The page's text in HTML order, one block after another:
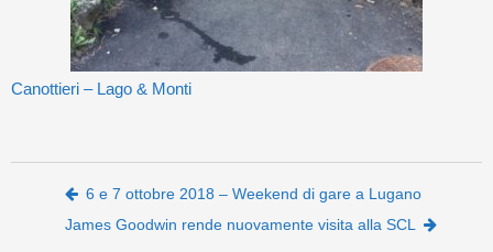
Canottieri – Lago & Monti
Post navigation
6 e 7 ottobre 2018 – Weekend di gare a Lugano
James Goodwin rende nuovamente visita alla SCL